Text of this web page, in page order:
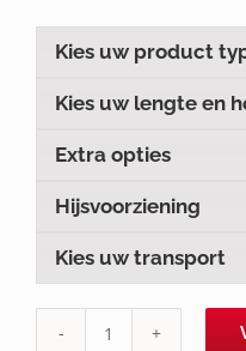
Kies uw product
Kies uw lengte en
Extra opties
Hijsvoorziening
Kies uw transport